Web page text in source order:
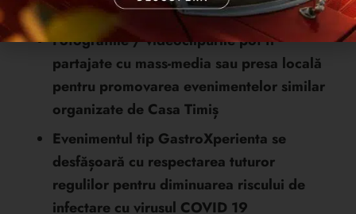
marketing
Fotografiile / videoclipurile pot fi
partajate cu mass-media sau presa locală
pentru promovarea evenimentelor similar
organizate de Casa Timiș
Evenimentul tip GastroXperienta se
desfășoară cu respectarea tuturor
regulilor pentru diminuarea riscului de
infectare cu virusul COVID 19